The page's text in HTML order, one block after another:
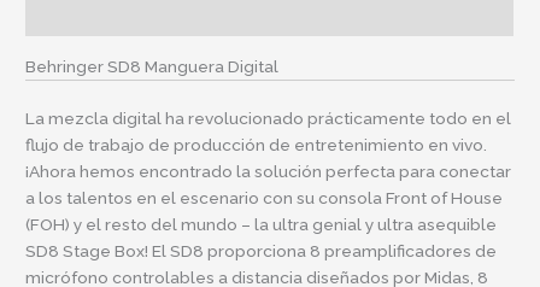
Behringer SD8 Manguera Digital
La mezcla digital ha revolucionado prácticamente todo en el
flujo de trabajo de producción de entretenimiento en vivo.
¡Ahora hemos encontrado la solución perfecta para conectar
a los talentos en el escenario con su consola Front of House
(FOH) y el resto del mundo – la ultra genial y ultra asequible
SD8 Stage Box! El SD8 proporciona 8 preamplificadores de
micrófono controlables a distancia diseñados por Midas, 8